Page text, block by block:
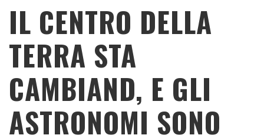
IL CENTRO DELLA
TERRA STA
CAMBIAND, E GLI
ASTRONOMI SONO